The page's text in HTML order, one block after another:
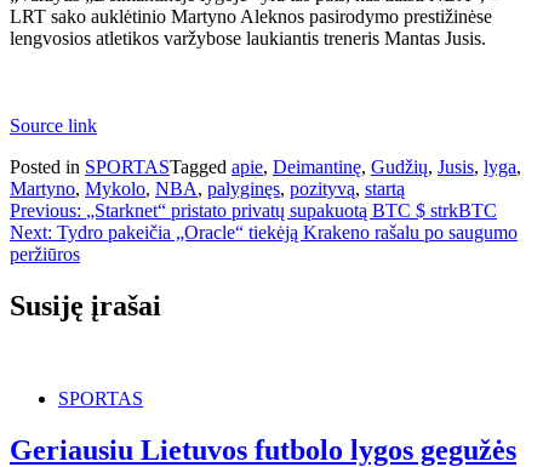
LRT sako auklėtinio Martyno Aleknos pasirodymo prestižinėse
lengvosios atletikos varžybose laukiantis treneris Mantas Jusis.
Source link
Posted in SPORTASTagged apie, Deimantinę, Gudžių, Jusis, lyga,
Martyno, Mykolo, NBA, palyginęs, pozityvą, startą
Navigacija
tarp
Previous: „Starknet“ pristato privatų supakuotą BTC $ strkBTC
Next: Tydro pakeičia „Oracle“ tiekėją Krakeno rašalu po saugumo
peržiūros
Susiję įrašai
SPORTAS
Geriausiu Lietuvos futbolo lygos gegužės